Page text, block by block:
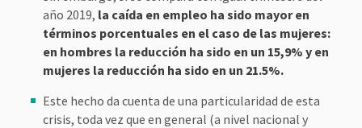
año 2019, la caída en empleo ha sido mayor en
términos porcentuales en el caso de las mujeres:
en hombres la reducción ha sido en un 15,9% y en
mujeres la reducción ha sido en un 21.5%.
Este hecho da cuenta de una particularidad de esta
crisis, toda vez que en general (a nivel nacional y